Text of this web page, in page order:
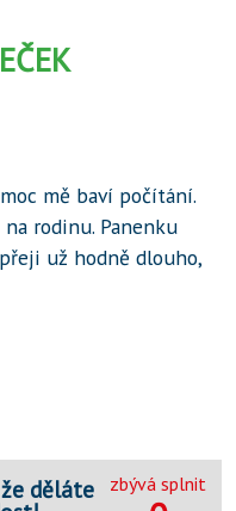
mě baví počítání.
rodinu. Panenku
už hodně dlouho,
děláte zbývá splnit